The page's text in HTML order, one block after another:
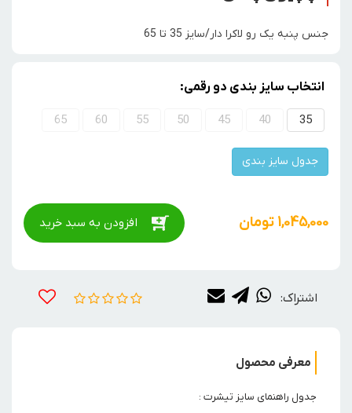
جنس پنبه یک رو لاکرا دار/سایز 35 تا 65
انتخاب سایز بندی دو رقمی:
35
40
45
50
55
60
65
جدول سایز بندی
1,045,000 تومان افزودن به سبد خرید
اشتراک:
معرفی محصول
جدول راهنمای سایز تیشرت :